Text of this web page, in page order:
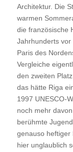
Architektur. Die
warmen
die französische
Jahrhunderts
Paris des
Vergleiche
den zweiten
das hätte Riga
1997 UNESCO-
noch mehr
berühmte
genauso heftiger
hier unglaublich